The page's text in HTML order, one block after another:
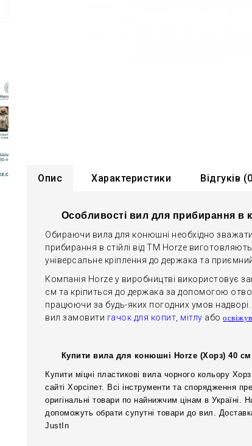
Опис Характеристики Відгуків
Особливості вил для прибирання в
Обираючи вила для конюшні необхідно зважати
прибирання в стійлі від ТМ Horze
універсальне кріплення до держака та
Компанія Horze у виробництві використовує
см та кріпиться до держака за допомогою
працюючи за будь-яких погодних умов
вил замовити гачок для копит мітлу або
Купити вила для конюшні Horze (Хорз) 40 см
Купити міцні пластикові вила чорного кольору
сайті Хорсіпет. Всі інструменти та спорядження
оригінальні товари по найнижчим цінам в
допоможуть обрати супутні товари до вил.
JustIn